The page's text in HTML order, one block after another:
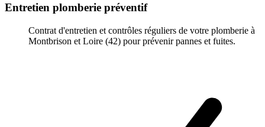
Entretien plomberie préventif
Contrat d'entretien et contrôles réguliers de votre plomberie à
Montbrison et Loire (42) pour prévenir pannes et fuites.